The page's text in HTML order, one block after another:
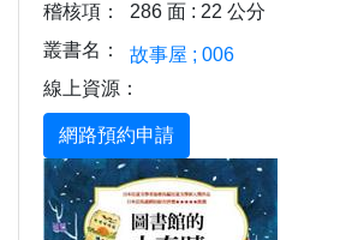
稽核項：
286 面 : 22 公分
叢書名：
故事屋 ; 006
線上資源：